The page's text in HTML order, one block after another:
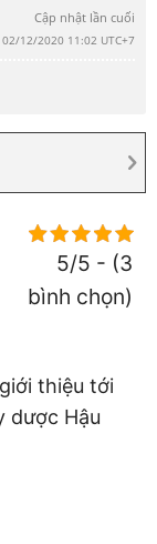
Cập nhật lần cuối
12/2020 11:02 UTC+7
5/5 - (3
bình chọn)
thiệu tới
dược Hậu